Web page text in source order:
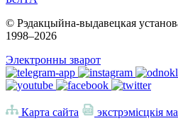
© Рэдакцыйна-выдавецкая
1998–2026
Электронны зварот
Карта сайта экстрэмісцкія